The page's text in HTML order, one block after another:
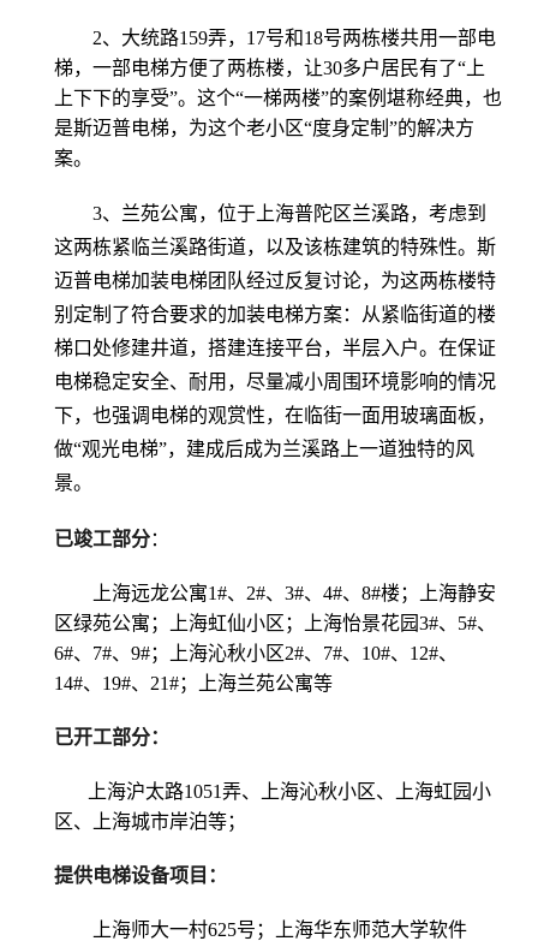
2、大统路159弄，17号和18号两栋楼共用一部电
梯，一部电梯方便了两栋楼，让30多户居民有了“上
上下下的享受”。这个“一梯两楼”的案例堪称经典，也
是斯迈普电梯，为这个老小区“度身定制”的解决方
案。
3、兰苑公寓，位于上海普陀区兰溪路，考虑到
这两栋紧临兰溪路街道，以及该栋建筑的特殊性。斯
迈普电梯加装电梯团队经过反复讨论，为这两栋楼特
别定制了符合要求的加装电梯方案：从紧临街道的楼
梯口处修建井道，搭建连接平台，半层入户。在保证
电梯稳定安全、耐用，尽量减小周围环境影响的情况
下，也强调电梯的观赏性，在临街一面用玻璃面板，
做“观光电梯”，建成后成为兰溪路上一道独特的风
景。
已竣工部分：
上海远龙公寓1#、2#、3#、4#、8#楼；上海静安
区绿苑公寓；上海虹仙小区；上海怡景花园3#、5#、
6#、7#、9#；上海沁秋小区2#、7#、10#、12#、
14#、19#、21#；上海兰苑公寓等
已开工部分：
上海沪太路1051弄、上海沁秋小区、上海虹园小
区、上海城市岸泊等；
提供电梯设备项目：
上海师大一村625号；上海华东师范大学软件